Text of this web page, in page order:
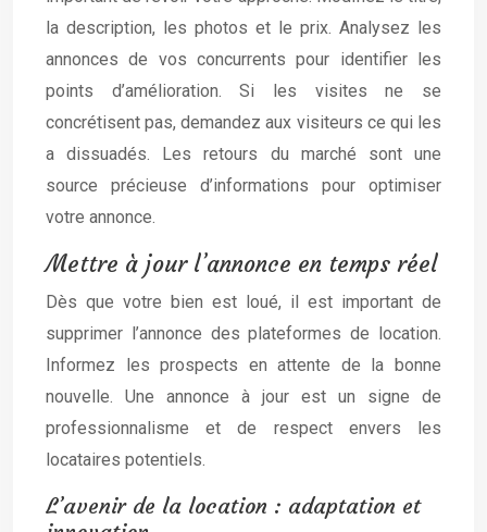
la description, les photos et le prix. Analysez les
annonces de vos concurrents pour identifier les
points d’amélioration. Si les visites ne se
concrétisent pas, demandez aux visiteurs ce qui les
a dissuadés. Les retours du marché sont une
source précieuse d’informations pour optimiser
votre annonce.
Mettre à jour l’annonce en temps réel
Dès que votre bien est loué, il est important de
supprimer l’annonce des plateformes de location.
Informez les prospects en attente de la bonne
nouvelle. Une annonce à jour est un signe de
professionnalisme et de respect envers les
locataires potentiels.
L’avenir de la location : adaptation et